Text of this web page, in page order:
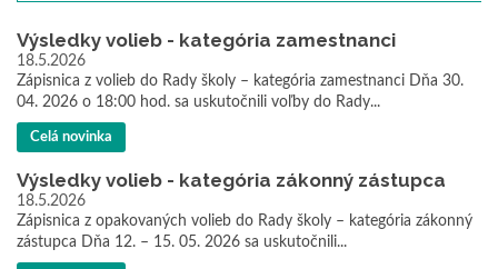
Výsledky volieb - kategória zamestnanci
18.5.2026
Zápisnica z volieb do Rady školy – kategória zamestnanci Dňa 30.
04. 2026 o 18:00 hod. sa uskutočnili voľby do Rady...
Celá novinka
Výsledky volieb - kategória zákonný zástupca
18.5.2026
Zápisnica z opakovaných volieb do Rady školy – kategória zákonný
zástupca Dňa 12. – 15. 05. 2026 sa uskutočnili...